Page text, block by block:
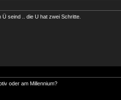
seind .. die U hat zwei Schritte.
oder am Millennium?